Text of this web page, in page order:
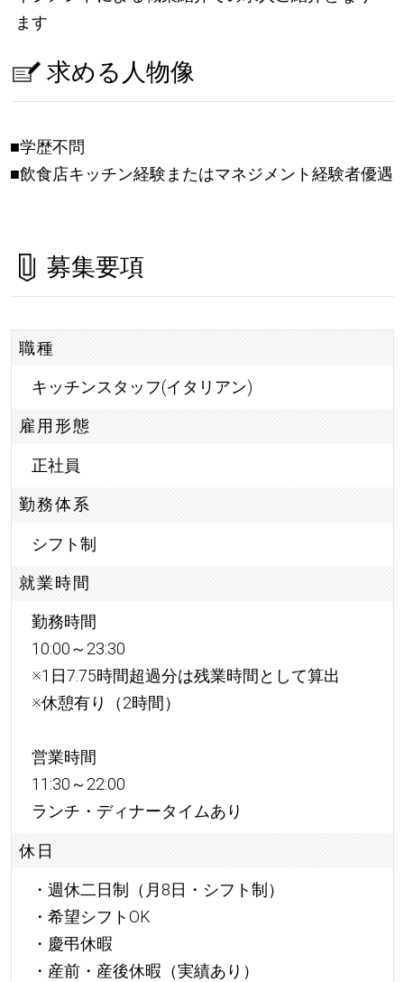
ます
求める人物像
■学歴不問
■飲食店キッチン経験またはマネジメント経験者優遇
募集要項
職種
キッチンスタッフ(イタリアン)
雇用形態
正社員
勤務体系
シフト制
就業時間
勤務時間
10:00～23:30
※1日7.75時間超過分は残業時間として算出
※休憩有り（2時間）
営業時間
11:30～22:00
ランチ・ディナータイムあり
休日
・週休二日制（月8日・シフト制）
・希望シフトOK
・慶弔休暇
・産前・産後休暇（実績あり）